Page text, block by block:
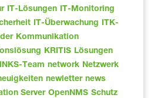
IT-Lösungen IT-Monitoring
IT-Überwachung
ITK-
Kommunikation
KRITIS Lösungen
Team network Netzwerk
newletter news
Server OpenNMS Schutz